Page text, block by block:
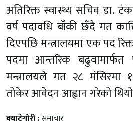
अतिरिक्त स्वास्थ्य सचिव डा.
वर्ष पदावधि बाँकी छँदै गत
दिएपछि मन्त्रालयमा एक पद
पदमा आन्तरिक बढुवामार्फत
मन्त्रालयले गत २८ मंसिरमा
तोकेर आवेदन आह्वान गरेको
क्याटेगोरी :समाचार